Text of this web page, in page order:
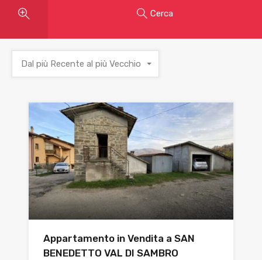
Cerca
Dal più Recente al più Vecchio
Appartamento in Vendita a SAN
BENEDETTO VAL DI SAMBRO